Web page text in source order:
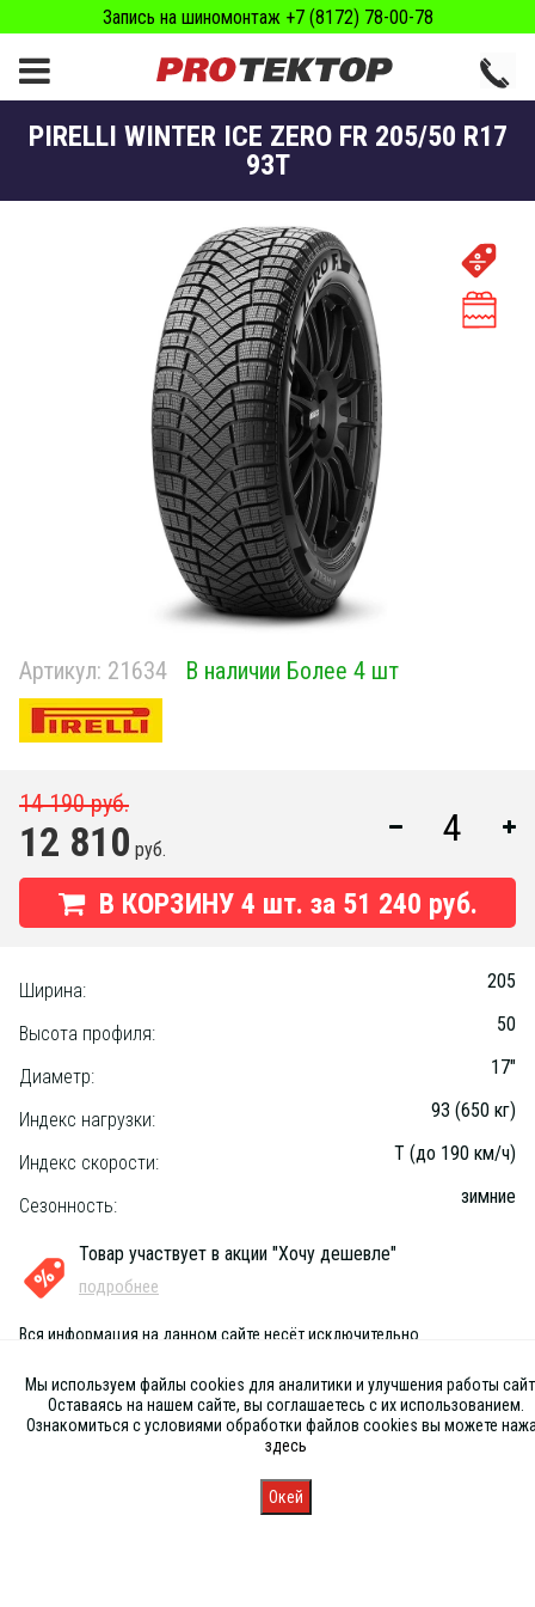
Запись на шиномонтаж +7 (8172) 78-00-78
PIRELLI WINTER ICE ZERO FR 205/50 R17
93T
Артикул: 21634 В наличии Более 4 шт
14 190 руб.
12 810 руб.
В КОРЗИНУ 4 шт. за 51 240 руб.
Ширина: 205
Высота профиля: 50
Диаметр: 17"
Индекс нагрузки: 93 (650 кг)
Индекс скорости: T (до 190 км/ч)
Сезонность: зимние
Товар участвует в акции "Хочу дешевле"
подробнее
Вся информация на данном сайте несёт исключительно
публичной офертой, определяемой положениями Статьи 437 (2) ГК
РФ
Запись
Мы используем файлы cookies для аналитики и улучшения работы
Оставаясь на нашем сайте, вы соглашаетесь с их использованием.
Ознакомиться с условиями обработки файлов cookies вы можете
здесь
Окей